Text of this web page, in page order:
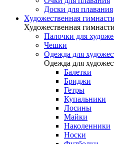
Доски для плавания
Художественная
Художественная
Палочки для
Чешки
Одежда для
Одежда для
Балетки
Бриджи
Гетры
Купальники
Лосины
Майки
Наколенники
Носки